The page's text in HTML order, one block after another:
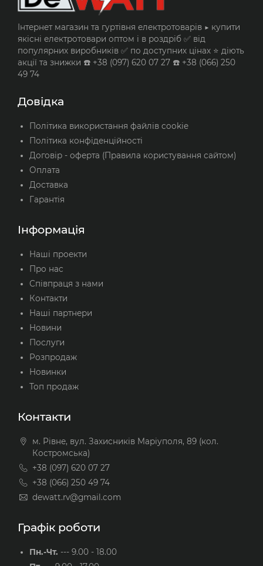
Інтернет магазин та гуртівня електротоварів ▶️ купити
якісні електротовари оптом і в роздріб ✅ від
популярних виробників ✅ по доступних цінах ⭐ діють
акції та знижки ☎️ +38 (097) 620 07 27 ☎️ +38 (066) 250
49 74
Довідка
Політика використання файлів cookie
Політика конфіденційності
Договір - оферта (Правила користування сайтом)
Оплата
Доставка
Гарантія
Інформація
Наші проекти
Про нас
Співпраця з нами
Контакти
Наші партнери
Новини
Послуги
Розпродаж
Новинки
Топ продаж
Контакти
м. Рівне, вул. Захисників Маріуполя, 89 (кол.
Костромська)
+38 (097) 620 07 27
+38 (066) 250 49 74
dewatt.rv@gmail.com
Графік роботи
Пн.-Чт. --- 9.00 - 18.00